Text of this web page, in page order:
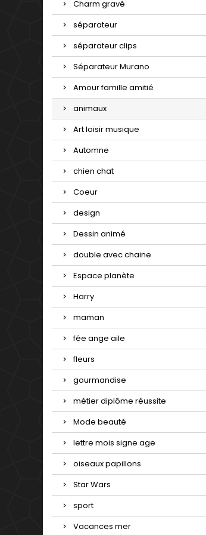
Charm gravé
séparateur
séparateur clips
Séparateur Murano
Amour famille amitié
animaux
Art loisir musique
Automne
chien chat
Coeur
design
Dessin animé
double avec chaine
Espace planète
Harry
maman
fée ange aile
fleurs
gourmandise
métier diplôme réussite
Mode beauté
lettre mois signe age
oiseaux papillons
Star Wars
sport
Vacances mer